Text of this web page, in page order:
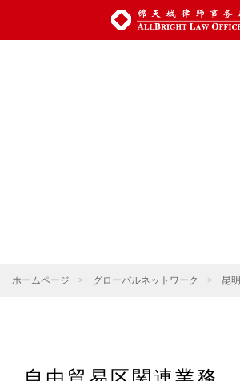
ホームページ > グローバルネットワーク > 昆明